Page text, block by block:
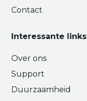
Contact
Interessante links
Over ons
Support
Duurzaamheid